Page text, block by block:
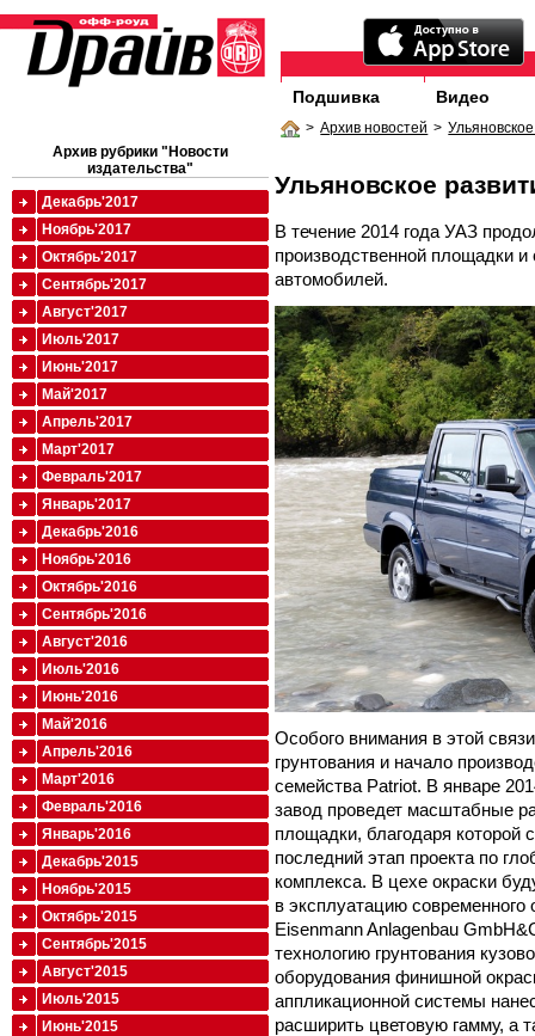
Подшивка Видео
> Архив новостей >
Ульяновское
В течение 2014 года УАЗ
производственной площадки
автомобилей.
Особого внимания в этой
грунтования и начало
семейства Patriot. В январе
завод проведет масштабные
площадки, благодаря которой
последний этап проекта по
комплекса. В цехе окраски
в эксплуатацию
Eisenmann Anlagenbau
технологию грунтования
оборудования финишной
аппликационной системы
расширить цветовую гамму, а
Архив рубрики "Новости
издательства"
Декабрь'2017
Ноябрь'2017
Октябрь'2017
Сентябрь'2017
Август'2017
Июль'2017
Июнь'2017
Май'2017
Апрель'2017
Март'2017
Февраль'2017
Январь'2017
Декабрь'2016
Ноябрь'2016
Октябрь'2016
Сентябрь'2016
Август'2016
Июль'2016
Июнь'2016
Май'2016
Апрель'2016
Март'2016
Февраль'2016
Январь'2016
Декабрь'2015
Ноябрь'2015
Октябрь'2015
Сентябрь'2015
Август'2015
Июль'2015
Июнь'2015